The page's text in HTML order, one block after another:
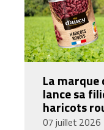
La marque
lance sa
haricots
07 juillet 2026